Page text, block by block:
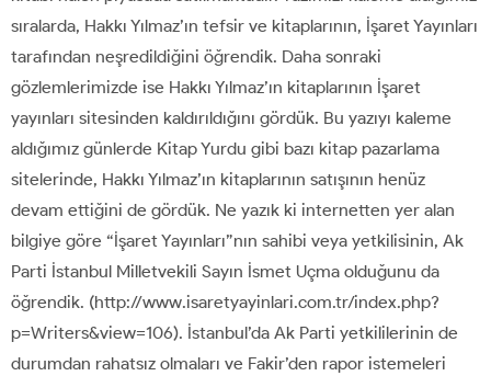
sıralarda, Hakkı Yılmaz’ın tefsir ve kitaplarının, İşaret Yayınları
tarafından neşredildiğini öğrendik. Daha sonraki
gözlemlerimizde ise Hakkı Yılmaz’ın kitaplarının İşaret
yayınları sitesinden kaldırıldığını gördük. Bu yazıyı kaleme
aldığımız günlerde Kitap Yurdu gibi bazı kitap pazarlama
sitelerinde, Hakkı Yılmaz’ın kitaplarının satışının henüz
devam ettiğini de gördük. Ne yazık ki internetten yer alan
bilgiye göre “İşaret Yayınları”nın sahibi veya yetkilisinin, Ak
Parti İstanbul Milletvekili Sayın İsmet Uçma olduğunu da
öğrendik. (http://www.isaretyayinlari.com.tr/index.php?
p=Writers&view=106). İstanbul’da Ak Parti yetkililerinin de
durumdan rahatsız olmaları ve Fakir’den rapor istemeleri